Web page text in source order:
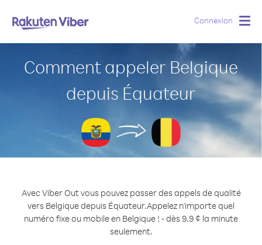
Connexion
Comment appeler Belgique
depuis Équateur
Avec Viber Out vous pouvez passer des appels de qualité
vers Belgique depuis Équateur.Appelez n'importe quel
numéro fixe ou mobile en Belgique ! - dès 9.9 ¢ la minute
seulement.